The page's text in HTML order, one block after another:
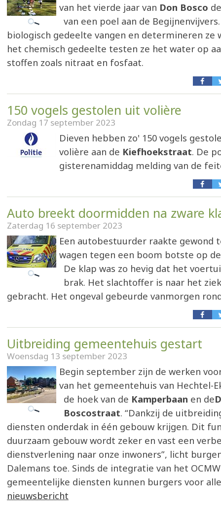
van het vierde jaar van Don Bosco
van een poel aan de
biologisch gedeelte vangen en determineren ze
het chemisch gedeelte testen ze het water op
stoffen zoals nitraat en fosfaat.
150 vogels gestolen uit volière
Zondag 17 september 2023
Dieven hebben zo' 150 vogels
volière aan de Kiefhoekstraat. De
gisterenamiddag melding van de
Auto breekt doormidden na zware
Zaterdag 16 september 2023
Een autobestuurder raakte gewond
wagen tegen een boom botste op
De klap was zo hevig dat het
brak. Het slachtoffer is naar het
gebracht. Het ongeval gebeurde vanmorgen
Uitbreiding gemeentehuis gestart
Woensdag 13 september 2023
Begin september zijn de werken
van het gemeentehuis van Hechtel-
de hoek van de Kamperbaan en de
Boscostraat. “Dankzij de
diensten onderdak in één gebouw krijgen. Dit
duurzaam gebouw wordt zeker en vast een
dienstverlening naar onze inwoners”, licht
Dalemans toe. Sinds de integratie van het
gemeentelijke diensten kunnen burgers voor
nieuwsbericht